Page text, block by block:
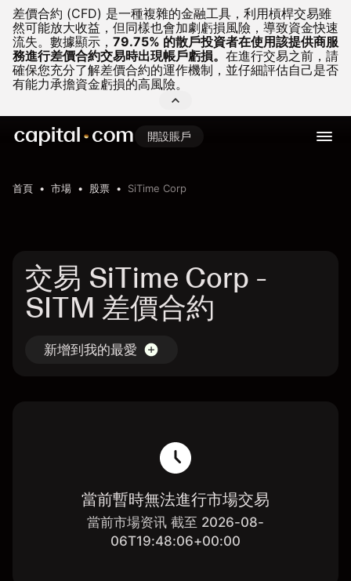
差價合約 (CFD) 是一種複雜的金融工具，利用槓桿交易雖
然可能放大收益，但同樣也會加劇虧損風險，導致資金快速
流失。 數據顯示， 79.75% 的散戶投資者在使用該提供商服
務進行差價合約交易時出現帳戶虧損。 在進行交易之前，請
確保您充分了解差價合約的運作機制，並仔細評估自己是否
有能力承擔資金虧損的高風險。
開設賬戶
首頁 市場 股票 SiTime Corp
交易 SiTime Corp -
SITM 差價合約
新增到我的最愛
當前暫時無法進行市場交易
當前市場资讯 截至 2026-08-
06T19:48:06+00:00